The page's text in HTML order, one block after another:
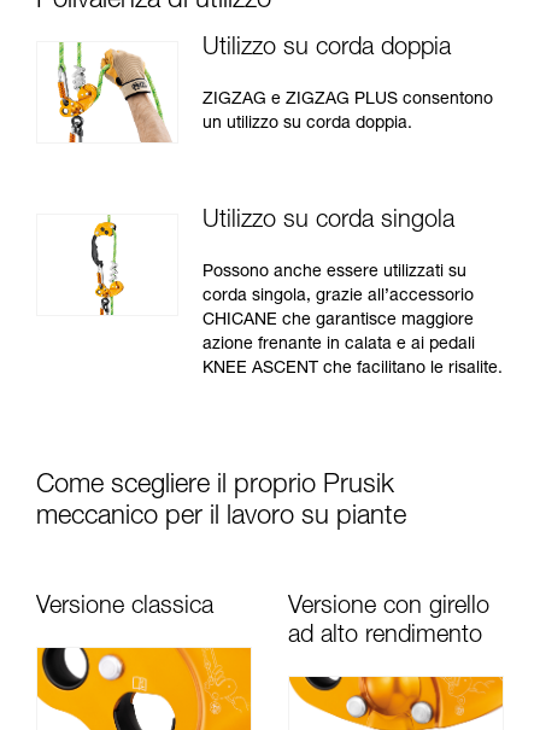
Utilizzo su corda doppia
ZIGZAG e ZIGZAG PLUS consentono
un utilizzo su corda doppia.
Utilizzo su corda singola
Possono anche essere utilizzati su
corda singola, grazie all’accessorio
CHICANE che garantisce maggiore
azione frenante in calata e ai pedali
KNEE ASCENT che facilitano le risalite.
Come scegliere il proprio Prusik
meccanico per il lavoro su piante
Versione classica
Versione con girello
ad alto rendimento